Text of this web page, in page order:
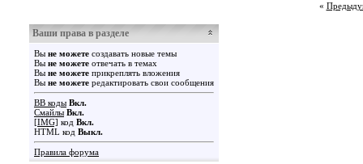
«
Ваши права в разделе
Вы не можете создавать новые темы
Вы не можете отвечать в темах
Вы не можете прикреплять вложения
Вы не можете редактировать свои сообщения
BB коды Вкл.
Смайлы Вкл.
[IMG] код Вкл.
HTML код Выкл.
Правила форума